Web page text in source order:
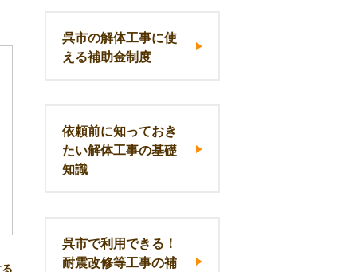
呉市の解体工事に使
える補助金制度
依頼前に知っておき
たい解体工事の基礎
知識
呉市で利用できる！
耐震改修等工事の補